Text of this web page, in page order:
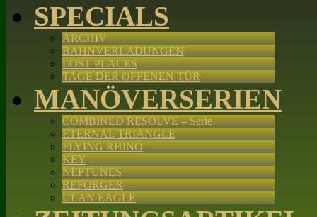
SPECIALS
ARCHIV
BAHNVERLADUNGEN
LOST PLACES
TAGE DER OFFENEN TÜR
MANÖVERSERIEN
COMBINED RESOLVE – Serie
ETERNAL TRIANGLE
FLYING RHINO
KEY
NEPTUNES
REFORGER
ULAN EAGLE